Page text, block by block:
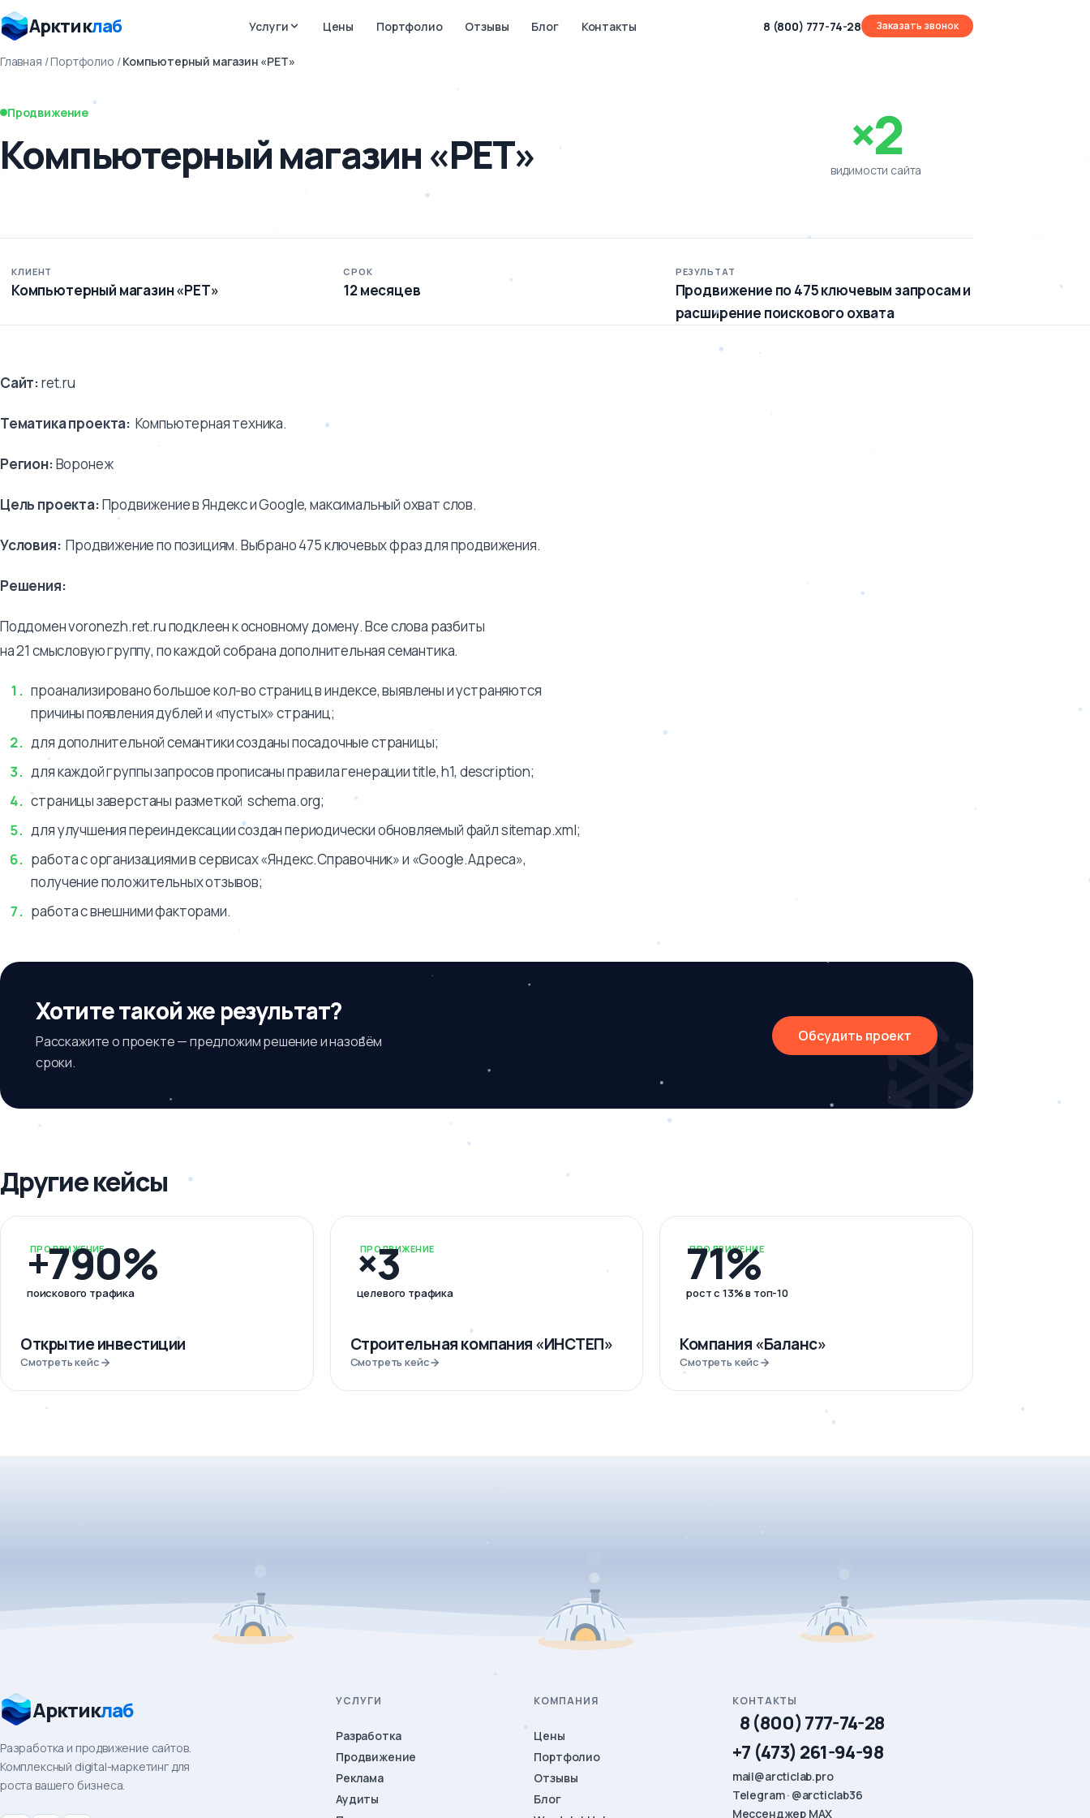
Арктиклаб Услуги Цены Портфолио Отзывы Блог Контакты 8 (800) 777-74-28 Заказать звонок
Главная /Портфолио /Компьютерный магазин «РЕТ»
Продвижение
Компьютерный магазин «РЕТ» ×2
видимости сайта
КЛИЕНТ
Компьютерный магазин «РЕТ»
СРОК
12 месяцев
РЕЗУЛЬТАТ
Продвижение по 475 ключевым запросам и
расширение поискового охвата
Сайт:ret.ru
Тематика проекта: Компьютерная техника.
Регион:Воронеж
Цель проекта:Продвижение в Яндекс и Google, максимальный охват слов.
Условия: Продвижение по позициям. Выбрано 475 ключевых фраз для продвижения.
Решения:
Поддомен voronezh.ret.ru подклеен к основному домену. Все слова разбиты
на 21 смысловую группу, по каждой собрана дополнительная семантика.
проанализировано большое кол-во страниц в индексе, выявлены и устраняются
причины появления дублей и «пустых» страниц;
для дополнительной семантики созданы посадочные страницы;
для каждой группы запросов прописаны правила генерации title, h1, description;
страницы заверстаны разметкой schema.org;
для улучшения переиндексации создан периодически обновляемый файл sitemap.xml;
работа с организациями в сервисах «Яндекс.Справочник» и «Google.Адреса»,
получение положительных отзывов;
работа с внешними факторами.
Хотите такой же результат?
Расскажите о проекте — предложим решение и назовём
сроки.
Обсудить проект
Другие кейсы
ПРОДВИЖЕНИЕ
+790%
поискового трафика
Открытие инвестиции
Смотреть кейс
ПРОДВИЖЕНИЕ
×3
целевого трафика
Строительная компания «ИНСТЕП»
Смотреть кейс
ПРОДВИЖЕНИЕ
71%
рост с 13% в топ-10
Компания «Баланс»
Смотреть кейс
Арктиклаб
Разработка и продвижение сайтов.
Комплексный digital-маркетинг для
роста вашего бизнеса.
УСЛУГИ
Разработка
Продвижение
Реклама
Аудиты
КОМПАНИЯ
Цены
Портфолио
Отзывы
Блог
КОНТАКТЫ
8 (800) 777-74-28
+7 (473) 261-94-98
mail@arcticlab.pro
Telegram · @arcticlab36
Мессенджер MAX